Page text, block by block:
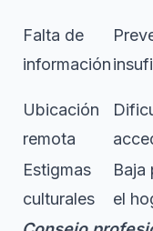
Falta de
información
Ubicación
remota
Estigmas
culturales
Baja
el